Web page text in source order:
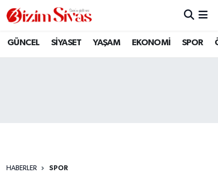
GÜNCEL SİYASET YAŞAM EKONOMİ SPOR
HABERLER SPOR
ARAMIZDAN AYRILANLAR
Sivas Nöbetçi Eczaneler